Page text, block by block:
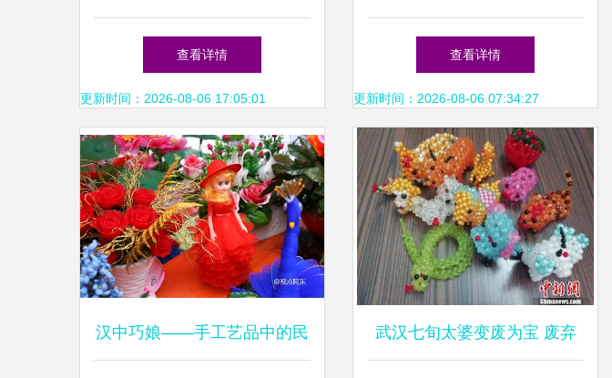
入门到精通的旅行
查看详情
更新时间：2026-08-06 17:05:01
了！传统手工艺品美到窒息
查看详情
更新时间：2026-08-06 07:34:27
汉中巧娘——手工艺品中的民 武汉七旬太婆变废为宝 废弃